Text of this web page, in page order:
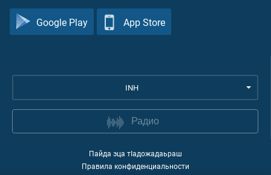
Google Play App Store
INH
Радио
Пайда эца тIадожадаьраш
Правила конфиденциальности